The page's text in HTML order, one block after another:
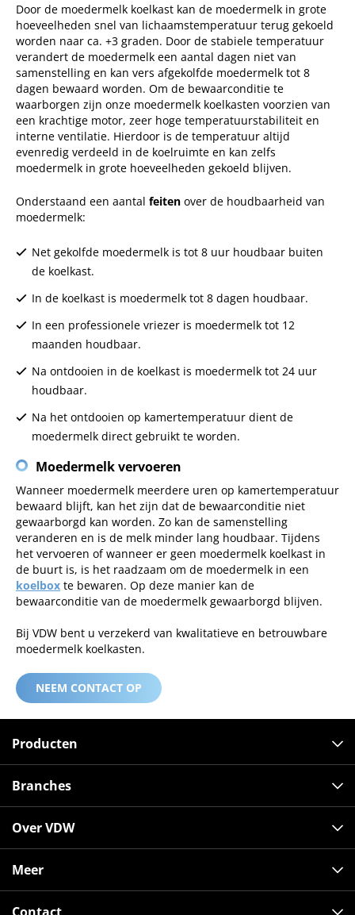
Door de moedermelk koelkast kan de moedermelk in grote
hoeveelheden snel van lichaamstemperatuur terug gekoeld
worden naar ca. +3 graden. Door de stabiele temperatuur
verandert de moedermelk een aantal dagen niet van
samenstelling en kan vers afgekolfde moedermelk tot 8
dagen bewaard worden. Om de bewaarconditie te
waarborgen zijn onze moedermelk koelkasten voorzien van
een krachtige motor, zeer hoge temperatuurstabiliteit en
interne ventilatie. Hierdoor is de temperatuur altijd
evenredig verdeeld in de koelruimte en kan zelfs
moedermelk in grote hoeveelheden gekoeld blijven.
Onderstaand een aantal feiten over de houdbaarheid van
moedermelk:
Net gekolfde moedermelk is tot 8 uur houdbaar buiten
de koelkast.
In de koelkast is moedermelk tot 8 dagen houdbaar.
In een professionele vriezer is moedermelk tot 12
maanden houdbaar.
Na ontdooien in de koelkast is moedermelk tot 24 uur
houdbaar.
Na het ontdooien op kamertemperatuur dient de
moedermelk direct gebruikt te worden.
Moedermelk vervoeren
Wanneer moedermelk meerdere uren op kamertemperatuur
bewaard blijft, kan het zijn dat de bewaarconditie niet
gewaarborgd kan worden. Zo kan de samenstelling
veranderen en is de melk minder lang houdbaar. Tijdens
het vervoeren of wanneer er geen moedermelk koelkast in
de buurt is, is het raadzaam om de moedermelk in een
koelbox te bewaren. Op deze manier kan de
bewaarconditie van de moedermelk gewaarborgd blijven.
Bij VDW bent u verzekerd van kwalitatieve en betrouwbare
moedermelk koelkasten.
NEEM CONTACT OP
Producten
Branches
Over VDW
Meer